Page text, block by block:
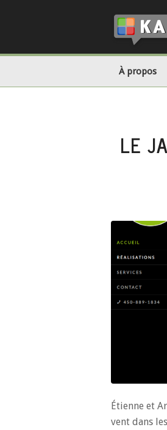
À propos
LE
Étienne et
vent dans